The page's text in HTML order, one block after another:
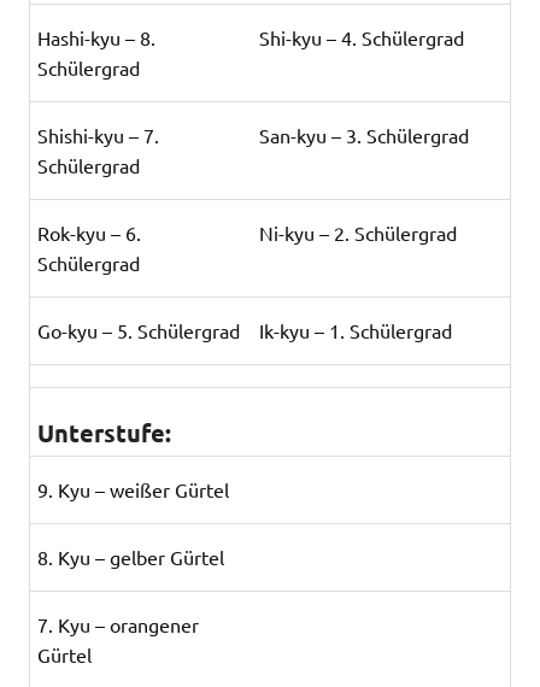
Hashi-kyu – 8.
Schülergrad
Shi-kyu – 4. Schülergrad
Shishi-kyu – 7.
Schülergrad
San-kyu – 3. Schülergrad
Rok-kyu – 6.
Schülergrad
Ni-kyu – 2. Schülergrad
Go-kyu – 5. Schülergrad Ik-kyu – 1. Schülergrad
Unterstufe:
9. Kyu – weißer Gürtel
8. Kyu – gelber Gürtel
7. Kyu – orangener
Gürtel